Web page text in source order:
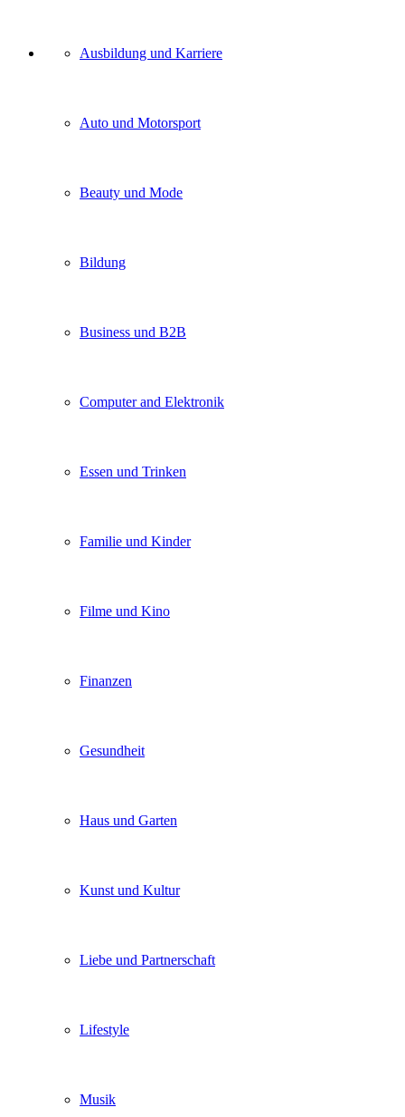
Unser
Kategorien
Ausbildung und Karriere
Auto und Motorsport
Beauty und Mode
Bildung
Business und B2B
Computer and Elektronik
Essen und Trinken
Familie und Kinder
Filme und Kino
Finanzen
Gesundheit
Haus und Garten
Kunst und Kultur
Liebe und Partnerschaft
Lifestyle
Musik